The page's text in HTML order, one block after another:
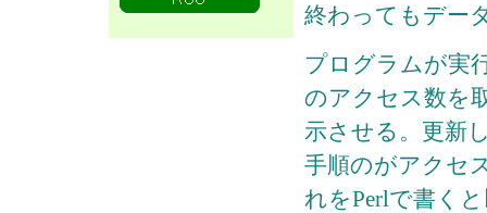
終わってもデー
プログラムが実
のアクセス数を
示させる。更新
手順のがアクセ
れをPerlで書く